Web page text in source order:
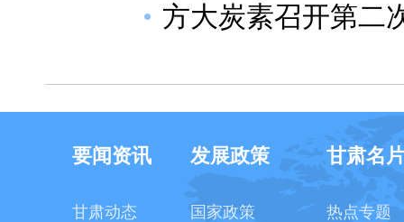
方大炭素召开第二
要闻资讯
甘肃动态
发展政策
国家政策
甘肃名
热点专题